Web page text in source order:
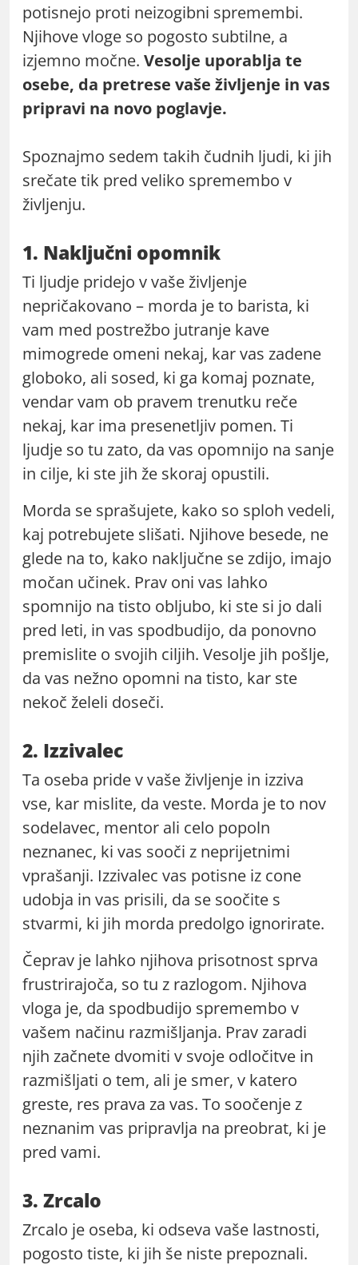
potisnejo proti neizogibni spremembi.
Njihove vloge so pogosto subtilne, a
izjemno močne. Vesolje uporablja te
osebe, da pretrese vaše življenje in vas
pripravi na novo poglavje.
Spoznajmo sedem takih čudnih ljudi, ki jih
srečate tik pred veliko spremembo v
življenju.
1. Naključni opomnik
Ti ljudje pridejo v vaše življenje
nepričakovano – morda je to barista, ki
vam med postrežbo jutranje kave
mimogrede omeni nekaj, kar vas zadene
globoko, ali sosed, ki ga komaj poznate,
vendar vam ob pravem trenutku reče
nekaj, kar ima presenetljiv pomen. Ti
ljudje so tu zato, da vas opomnijo na sanje
in cilje, ki ste jih že skoraj opustili.
Morda se sprašujete, kako so sploh vedeli,
kaj potrebujete slišati. Njihove besede, ne
glede na to, kako naključne se zdijo, imajo
močan učinek. Prav oni vas lahko
spomnijo na tisto obljubo, ki ste si jo dali
pred leti, in vas spodbudijo, da ponovno
premislite o svojih ciljih. Vesolje jih pošlje,
da vas nežno opomni na tisto, kar ste
nekoč želeli doseči.
2. Izzivalec
Ta oseba pride v vaše življenje in izziva
vse, kar mislite, da veste. Morda je to nov
sodelavec, mentor ali celo popoln
neznanec, ki vas sooči z neprijetnimi
vprašanji. Izzivalec vas potisne iz cone
udobja in vas prisili, da se soočite s
stvarmi, ki jih morda predolgo ignorirate.
Čeprav je lahko njihova prisotnost sprva
frustrirajoča, so tu z razlogom. Njihova
vloga je, da spodbudijo spremembo v
vašem načinu razmišljanja. Prav zaradi
njih začnete dvomiti v svoje odločitve in
razmišljati o tem, ali je smer, v katero
greste, res prava za vas. To soočenje z
neznanim vas pripravlja na preobrat, ki je
pred vami.
3. Zrcalo
Zrcalo je oseba, ki odseva vaše lastnosti,
pogosto tiste, ki jih še niste prepoznali.